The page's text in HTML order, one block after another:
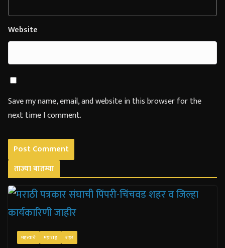
Website
Save my name, email, and website in this browser for the
next time I comment.
ताज्या बातम्या
महत्त्वाचे महाराष्ट्र शहर